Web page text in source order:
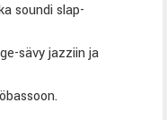
soundi slap-
sävy jazziin ja